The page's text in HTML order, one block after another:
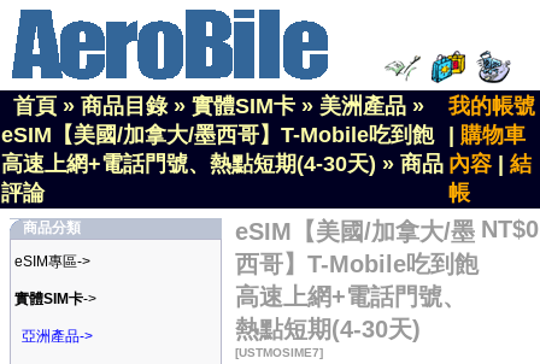
首頁 » 商品目錄» 實體SIM卡 » 美洲產品 »
eSIM【美國/加拿大/墨西哥】T-Mobile吃到飽
高速上網+電話門號、熱點短期(4-30天) » 商品
評論
我的帳號
購物車
內容
結
帳
商品分類
eSIM專區->
實體SIM卡->
亞洲產品->
eSIM【美國/加拿大/墨
西哥】T-Mobile吃到飽
高速上網+電話門號、
熱點短期(4-30天)
[USTMOSIME7]
NT$0